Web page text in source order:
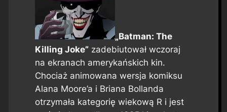
„Batman: The
Killing Joke”zadebiutował wczoraj
na ekranach amerykańskich kin.
Chociaż animowana wersja komiksu
Alana Moore’a i Briana Bollanda
otrzymała kategorię wiekową R i jest